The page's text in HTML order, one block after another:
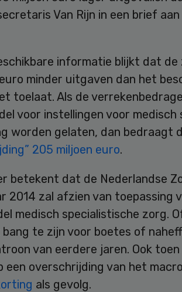
Van Rijn in een brief aan
informatie blijkt dat de
minder uitgaven dan het
toelaat. Als de
voor instellingen voor
worden gelaten, dan bedraagt
205 miljoen euro.
betekent dat de Nederlandse
2014 zal afzien van toepassing
medisch specialistische zorg.
te zijn voor boetes of
van eerdere jaren. Ook
een overschrijding van het
als gevolg.